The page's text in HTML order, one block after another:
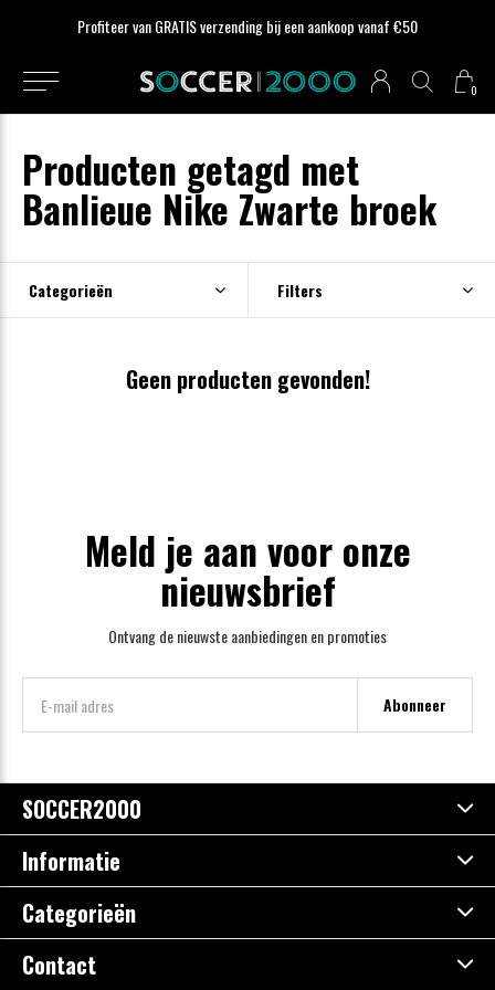
0
Profiteer van GRATIS verzending bij een aankoop vanaf €50
Producten getagd met
Banlieue Nike Zwarte broek
Categorieën Filters
Geen producten gevonden!
Meld je aan voor onze
nieuwsbrief
Ontvang de nieuwste aanbiedingen en promoties
Abonneer
SOCCER2000
Informatie
Categorieën
Contact